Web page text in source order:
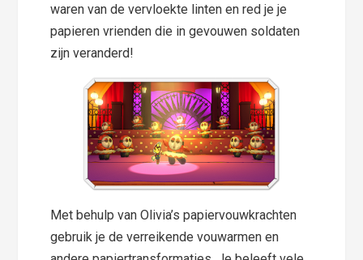
waren van de vervloekte linten en red je je
papieren vrienden die in gevouwen soldaten
zijn veranderd!
Met behulp van Olivia’s papiervouwkrachten
gebruik je de verreikende vouwarmen en